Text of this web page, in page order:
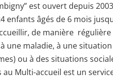
est ouvert depuis
enfants âgés de 6 mois
de manière
une maladie, à une
ou à des situations
au Multi-accueil est un